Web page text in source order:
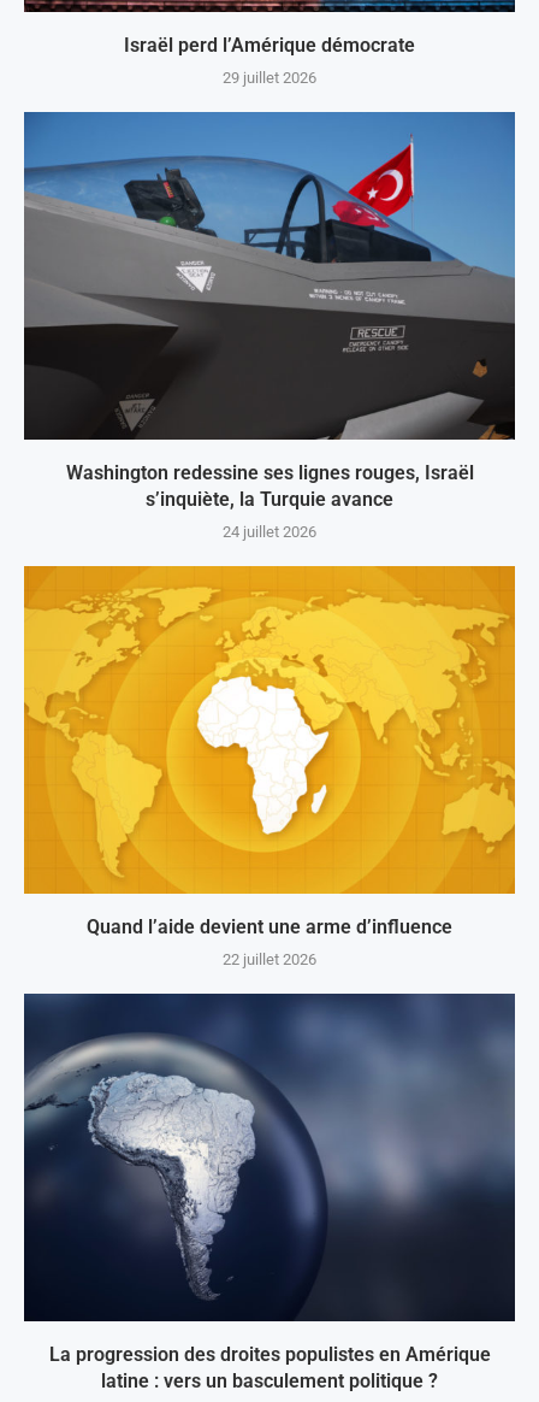
Israël perd l’Amérique démocrate
29 juillet 2026
Washington redessine ses lignes rouges, Israël
s’inquiète, la Turquie avance
24 juillet 2026
Quand l’aide devient une arme d’influence
22 juillet 2026
La progression des droites populistes en Amérique
latine : vers un basculement politique ?